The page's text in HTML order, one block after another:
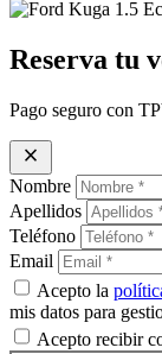
Reserva tu
Pago seguro con
close
Nombre
Apellidos
Teléfono
Email
Acepto la
mis datos para
Acepto recibir